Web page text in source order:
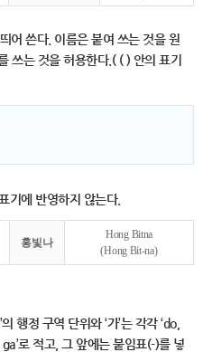
어 쓴다. 이름은 붙여 쓰는 것을 원
쓰는 것을 허용한다.( ( ) 안의 표기
기에 반영하지 않는다.
홍빛나
Hong Bitna
(Hong Bit-na)
행정 구역 단위와 ‘가’는 각각 ‘do,
로 적고, 그 앞에는 붙임표(-)를 넣